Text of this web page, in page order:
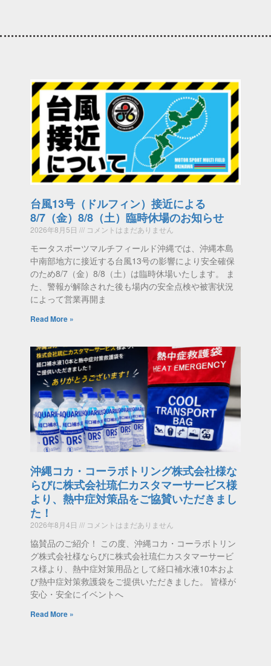
台風13号（ドルフィン）接近による
8/7（金）8/8（土）臨時休場のお知らせ
2026年8月5日 コメントはまだありません
モータスポーツマルチフィールド沖縄では、沖縄本島
中南部地方に接近する台風13号の影響により安全確保
のため8/7（金）8/8（土）は臨時休場いたします。 ま
た、警報が解除された後も場内の安全点検や被害状況
によって営業再開ま
Read More »
沖縄コカ・コーラボトリング株式会社様な
らびに株式会社琉仁カスタマーサービス様
より、熱中症対策品をご協賛いただきまし
た！
2026年8月4日 コメントはまだありません
協賛品のご紹介！ この度、沖縄コカ・コーラボトリン
グ株式会社様ならびに株式会社琉仁カスタマーサービ
ス様より、熱中症対策用品として経口補水液10本およ
び熱中症対策救護袋をご提供いただきました。 皆様が
安心・安全にイベントへ
Read More »